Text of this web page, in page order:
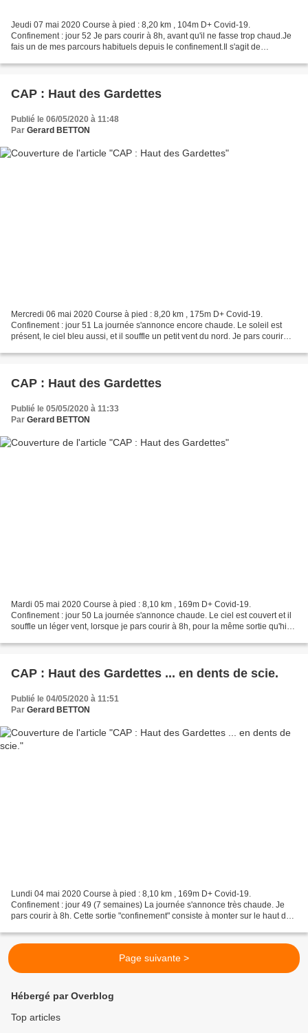
Jeudi 07 mai 2020 Course à pied : 8,20 km , 104m D+ Covid-19.
Confinement : jour 52 Je pars courir à 8h, avant qu'il ne fasse trop chaud.Je
fais un de mes parcours habituels depuis le confinement.Il s'agit de
CAP : Haut des Gardettes
Publié le 06/05/2020 à 11:48
Par Gerard BETTON
Mercredi 06 mai 2020 Course à pied : 8,20 km , 175m D+ Covid-19.
Confinement : jour 51 La journée s'annonce encore chaude. Le soleil est
présent, le ciel bleu aussi, et il souffle un petit vent du nord. Je pars courir
CAP : Haut des Gardettes
Publié le 05/05/2020 à 11:33
Par Gerard BETTON
Mardi 05 mai 2020 Course à pied : 8,10 km , 169m D+ Covid-19.
Confinement : jour 50 La journée s'annonce chaude. Le ciel est couvert et il
souffle un léger vent, lorsque je pars courir à 8h, pour la même sortie qu'hier.
CAP : Haut des Gardettes ... en dents de scie.
Publié le 04/05/2020 à 11:51
Par Gerard BETTON
Lundi 04 mai 2020 Course à pied : 8,10 km , 169m D+ Covid-19.
Confinement : jour 49 (7 semaines) La journée s'annonce très chaude. Je
pars courir à 8h. Cette sortie "confinement" consiste à monter sur le haut des
Page suivante >
Hébergé par Overblog
Top articles